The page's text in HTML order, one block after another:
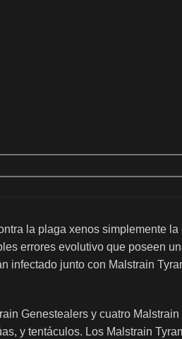
la plaga xenos simplemente
errores evolutivo que poseen
infectado junto con Malstrain
Genestealers y cuatro
y tentáculos. Los Malstrain